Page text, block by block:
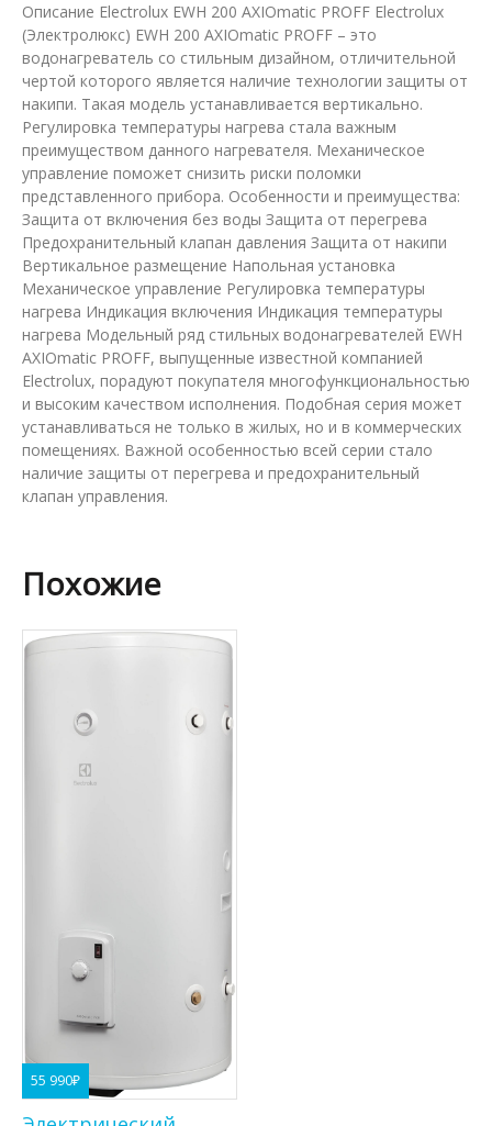
Описание Electrolux EWH 200 AXIOmatic PROFF Electrolux
(Электролюкс) EWH 200 AXIOmatic PROFF – это
водонагреватель со стильным дизайном, отличительной
чертой которого является наличие технологии защиты от
накипи. Такая модель устанавливается вертикально.
Регулировка температуры нагрева стала важным
преимуществом данного нагревателя. Механическое
управление поможет снизить риски поломки
представленного прибора. Особенности и преимущества:
Защита от включения без воды Защита от перегрева
Предохранительный клапан давления Защита от накипи
Вертикальное размещение Напольная установка
Механическое управление Регулировка температуры
нагрева Индикация включения Индикация температуры
нагрева Модельный ряд стильных водонагревателей EWH
AXIOmatic PROFF, выпущенные известной компанией
Electrolux, порадуют покупателя многофункциональностью
и высоким качеством исполнения. Подобная серия может
устанавливаться не только в жилых, но и в коммерческих
помещениях. Важной особенностью всей серии стало
наличие защиты от перегрева и предохранительный
клапан управления.
Похожие
55 990₽